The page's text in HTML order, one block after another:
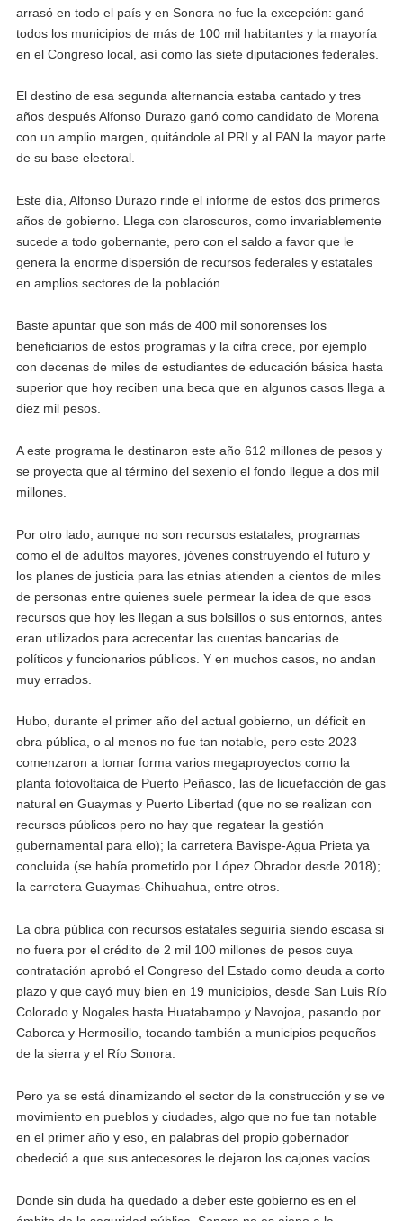
arrasó en todo el país y en Sonora no fue la excepción: ganó
todos los municipios de más de 100 mil habitantes y la mayoría
en el Congreso local, así como las siete diputaciones federales.
El destino de esa segunda alternancia estaba cantado y tres
años después Alfonso Durazo ganó como candidato de Morena
con un amplio margen, quitándole al PRI y al PAN la mayor parte
de su base electoral.
Este día, Alfonso Durazo rinde el informe de estos dos primeros
años de gobierno. Llega con claroscuros, como invariablemente
sucede a todo gobernante, pero con el saldo a favor que le
genera la enorme dispersión de recursos federales y estatales
en amplios sectores de la población.
Baste apuntar que son más de 400 mil sonorenses los
beneficiarios de estos programas y la cifra crece, por ejemplo
con decenas de miles de estudiantes de educación básica hasta
superior que hoy reciben una beca que en algunos casos llega a
diez mil pesos.
A este programa le destinaron este año 612 millones de pesos y
se proyecta que al término del sexenio el fondo llegue a dos mil
millones.
Por otro lado, aunque no son recursos estatales, programas
como el de adultos mayores, jóvenes construyendo el futuro y
los planes de justicia para las etnias atienden a cientos de miles
de personas entre quienes suele permear la idea de que esos
recursos que hoy les llegan a sus bolsillos o sus entornos, antes
eran utilizados para acrecentar las cuentas bancarias de
políticos y funcionarios públicos. Y en muchos casos, no andan
muy errados.
Hubo, durante el primer año del actual gobierno, un déficit en
obra pública, o al menos no fue tan notable, pero este 2023
comenzaron a tomar forma varios megaproyectos como la
planta fotovoltaica de Puerto Peñasco, las de licuefacción de gas
natural en Guaymas y Puerto Libertad (que no se realizan con
recursos públicos pero no hay que regatear la gestión
gubernamental para ello); la carretera Bavispe-Agua Prieta ya
concluida (se había prometido por López Obrador desde 2018);
la carretera Guaymas-Chihuahua, entre otros.
La obra pública con recursos estatales seguiría siendo escasa si
no fuera por el crédito de 2 mil 100 millones de pesos cuya
contratación aprobó el Congreso del Estado como deuda a corto
plazo y que cayó muy bien en 19 municipios, desde San Luis Río
Colorado y Nogales hasta Huatabampo y Navojoa, pasando por
Caborca y Hermosillo, tocando también a municipios pequeños
de la sierra y el Río Sonora.
Pero ya se está dinamizando el sector de la construcción y se ve
movimiento en pueblos y ciudades, algo que no fue tan notable
en el primer año y eso, en palabras del propio gobernador
obedeció a que sus antecesores le dejaron los cajones vacíos.
Donde sin duda ha quedado a deber este gobierno es en el